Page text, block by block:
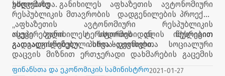
ფარგლებში გამარჯვებულმა აპლიკანტმა -
აფხაზეთიდან დევნილმა ინდ. მეწარმემ ია
ხარჩილავამ, ორგანიზაციის მიერ შეძენილი
ტექნიკის მეშვეობით გააფართოვა ბიზნესი და
შექმნა დამატებითი სამუშაო ადგილები.
უძღვებოდა.
სხდომაზე განიხილეს აფხაზეთის ავტონომიური
რესპუბლიკის მთავრობის დადგენილების პროექტი
„აფხაზეთის ავტონომიური რესპუბლიკის
ოკუპირებული ტერიტორიებიდან იძულებით
გადაადგილებულ პირთა-დევნილთა სოციალური
დაცვის მიზნით ერთჯერადი დახმარების გაცემის
წესის დამტკიცების შესახებ“.
ასევე განიხილეს სხდომის დღის წესრიგით
გათვალისწინებული სხვა საკითხები.
ფინანსთა და ეკონომიკის სამინისტრო2021-01-27